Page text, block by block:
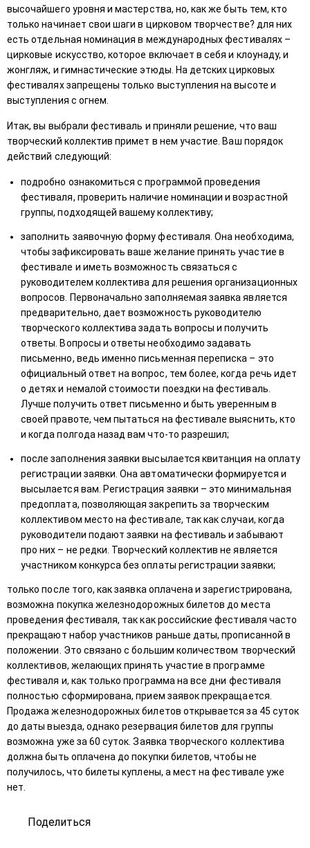
высочайшего уровня и мастерства, но, как же быть тем, кто
только начинает свои шаги в цирковом творчестве? для них
есть отдельная номинация в международных фестивалях –
цирковые искусство, которое включает в себя и клоунаду, и
жонгляж, и гимнастические этюды. На детских цирковых
фестивалях запрещены только выступления на высоте и
выступления с огнем.
Итак, вы выбрали фестиваль и приняли решение, что ваш
творческий коллектив примет в нем участие. Ваш порядок
действий следующий:
подробно ознакомиться с программой проведения
фестиваля, проверить наличие номинации и возрастной
группы, подходящей вашему коллективу;
заполнить заявочную форму фестиваля. Она необходима,
чтобы зафиксировать ваше желание принять участие в
фестивале и иметь возможность связаться с
руководителем коллектива для решения организационных
вопросов. Первоначально заполняемая заявка является
предварительно, дает возможность руководителю
творческого коллектива задать вопросы и получить
ответы. Вопросы и ответы необходимо задавать
письменно, ведь именно письменная переписка – это
официальный ответ на вопрос, тем более, когда речь идет
о детях и немалой стоимости поездки на фестиваль.
Лучше получить ответ письменно и быть уверенным в
своей правоте, чем пытаться на фестивале выяснить, кто
и когда полгода назад вам что-то разрешил;
после заполнения заявки высылается квитанция на оплату
регистрации заявки. Она автоматически формируется и
высылается вам. Регистрация заявки – это минимальная
предоплата, позволяющая закрепить за творческим
коллективом место на фестивале, так как случаи, когда
руководители подают заявки на фестиваль и забывают
про них – не редки. Творческий коллектив не является
участником конкурса без оплаты регистрации заявки;
только после того, как заявка оплачена и зарегистрирована,
возможна покупка железнодорожных билетов до места
проведения фестиваля, так как российские фестиваля часто
прекращают набор участников раньше даты, прописанной в
положении. Это связано с большим количеством творческий
коллективов, желающих принять участие в программе
фестиваля и, как только программа на все дни фестиваля
полностью сформирована, прием заявок прекращается.
Продажа железнодорожных билетов открывается за 45 суток
до даты выезда, однако резервация билетов для группы
возможна уже за 60 суток. Заявка творческого коллектива
должна быть оплачена до покупки билетов, чтобы не
получилось, что билеты куплены, а мест на фестивале уже
нет.
Поделиться